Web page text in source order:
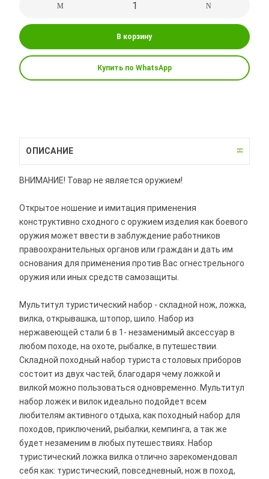
В корзину
Купить по WhatsApp
ОПИСАНИЕ
ВНИМАНИЕ! Товар не является оружием!
Открытое ношение и имитация применения
конструктивно сходного с оружием изделия как боевого
оружия может ввести в заблуждение работников
правоохранительных органов или граждан и дать им
основания для применения против Вас огнестрельного
оружия или иных средств самозащиты.
Мультитул туристический набор - складной нож, ложка,
вилка, открывашка, штопор, шило. Набор из
нержавеющей стали 6 в 1- незаменимый аксессуар в
любом походе, на охоте, рыбалке, в путешествии.
Складной походный набор туриста столовых приборов
состоит из двух частей, благодаря чему ложкой и
вилкой можно пользоваться одновременно. Мультитул
набор ложек и вилок идеально подойдет всем
любителям активного отдыха, как походный набор для
походов, приключений, рыбалки, кемпинга, а так же
будет незаменим в любых путешествиях. Набор
туристический ложка вилка отлично зарекомендовал
себя как: туристический, повседневный, нож в поход,